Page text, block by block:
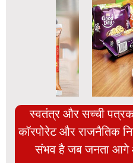
स्वतंत्र और सच्ची
कॉरपोरेट और राजनैतिक
संभव है जब जनता आगे